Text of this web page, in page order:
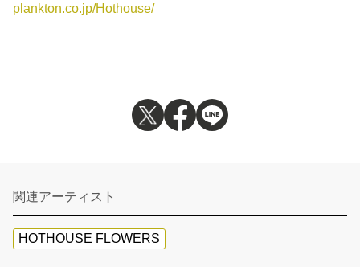
plankton.co.jp/Hothouse/
関連アーティスト
HOTHOUSE FLOWERS